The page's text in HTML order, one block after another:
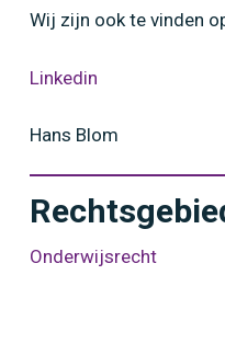
Wij zijn ook te vinden
Linkedin
Hans Blom
Onderwijsrecht